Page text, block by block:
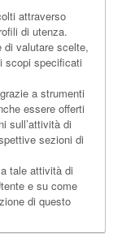
attraverso
di utenza.
di valutare scelte,
scopi specificati
a strumenti
essere offerti
sull’attività di
sezioni di
tale attività di
e su come
di questo